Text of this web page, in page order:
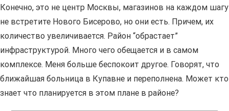
Конечно, это не центр Москвы, магазинов на каждом шагу
не встретите Нового Бисерово, но они есть. Причем, их
количество увеличивается. Район “обрастает”
инфраструктурой. Много чего обещается и в самом
комплексе. Меня больше беспокоит другое. Говорят, что
ближайшая больница в Купавне и переполнена. Может кто
знает что планируется в этом плане в районе?